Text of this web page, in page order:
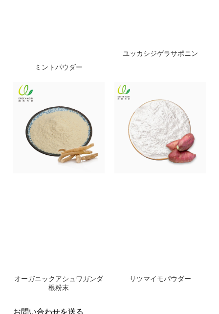
ミントパウダー
ユッカシジゲラサポニン
オーガニックアシュワガンダ
根粉末
サツマイモパウダー
お問い合わせを送る